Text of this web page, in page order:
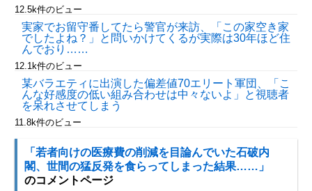
12.5k件のビュー
実家でお留守番してたら警官が来訪、「この家空き家
でしたよね？」と問いかけてくるが実際は30年ほど住
んでおり……
12.1k件のビュー
某バラエティに出演した偏差値70エリート軍団、「こ
んな好感度の低い組み合わせは中々ないよ」と視聴者
を呆れさせてしまう
11.8k件のビュー
「若者向けの医療費の削減を目論んでいた石破内
閣、世間の猛反発を食らってしまった結果……」
のコメントページ